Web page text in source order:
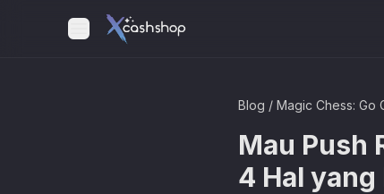
Blog / Magic Chess: Go
Mau Push
4 Hal